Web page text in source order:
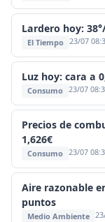
Lardero hoy:
El Tiempo 23/07
Luz hoy: cara a
Consumo 23/07
Precios de
1,626€
Consumo 23/07
Aire razonable
puntos
Medio Ambiente